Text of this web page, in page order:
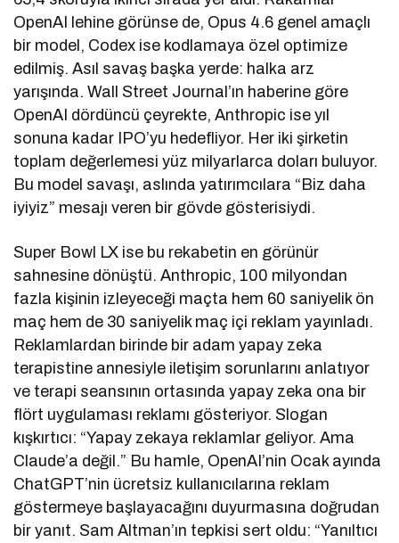
OpenAI lehine görünse de, Opus 4.6 genel amaçlı
bir model, Codex ise kodlamaya özel optimize
edilmiş. Asıl savaş başka yerde: halka arz
yarışında. Wall Street Journal’ın haberine göre
OpenAI dördüncü çeyrekte, Anthropic ise yıl
sonuna kadar IPO’yu hedefliyor. Her iki şirketin
toplam değerlemesi yüz milyarlarca doları buluyor.
Bu model savaşı, aslında yatırımcılara “Biz daha
iyiyiz” mesajı veren bir gövde gösterisiydi.
Super Bowl LX ise bu rekabetin en görünür
sahnesine dönüştü. Anthropic, 100 milyondan
fazla kişinin izleyeceği maçta hem 60 saniyelik ön
maç hem de 30 saniyelik maç içi reklam yayınladı.
Reklamlardan birinde bir adam yapay zeka
terapistine annesiyle iletişim sorunlarını anlatıyor
ve terapi seansının ortasında yapay zeka ona bir
flört uygulaması reklamı gösteriyor. Slogan
kışkırtıcı: “Yapay zekaya reklamlar geliyor. Ama
Claude’a değil.” Bu hamle, OpenAI’nin Ocak ayında
ChatGPT’nin ücretsiz kullanıcılarına reklam
göstermeye başlayacağını duyurmasına doğrudan
bir yanıt. Sam Altman’ın tepkisi sert oldu: “Yanıltıcı